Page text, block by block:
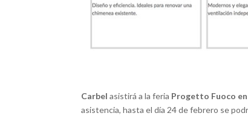
Carbel asistirá a la feria Progetto Fuoco
asistencia, hasta el día 24 de febrero se